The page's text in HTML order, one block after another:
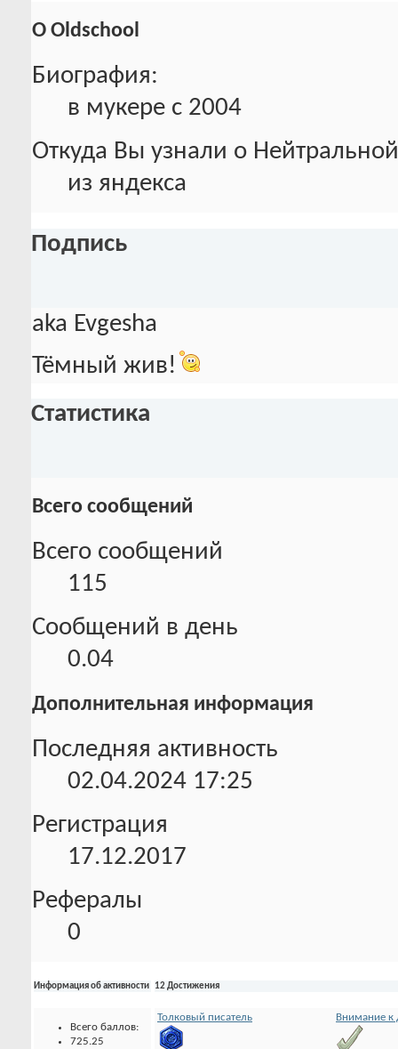
О Oldschool
Биография:
в мукере с 2004
Откуда Вы узнали о
из яндекса
Подпись
aka Evgesha
Тёмный жив!
Статистика
Всего сообщений
Всего сообщений
115
Сообщений в день
0.04
Дополнительная информация
Последняя активность
02.04.2024 17:25
Регистрация
17.12.2017
Рефералы
0
Информация об активности
Всего баллов:
725.25
12 Достижения
Толковый писатель Внимание к